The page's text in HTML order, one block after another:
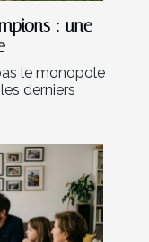
: une
le monopole
derniers